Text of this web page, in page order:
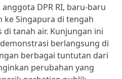
DPR RI, baru-baru
Singapura di tengah
tanah air. Kunjungan ini
berlangsung di
berbagai tuntutan dari
perubahan yang